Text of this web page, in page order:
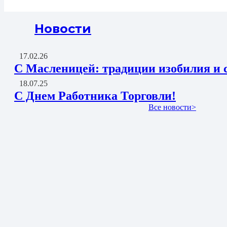
Новости
17.02.26
С Масленицей: традиции изобилия и
18.07.25
С Днем Работника Торговли!
Все новости>